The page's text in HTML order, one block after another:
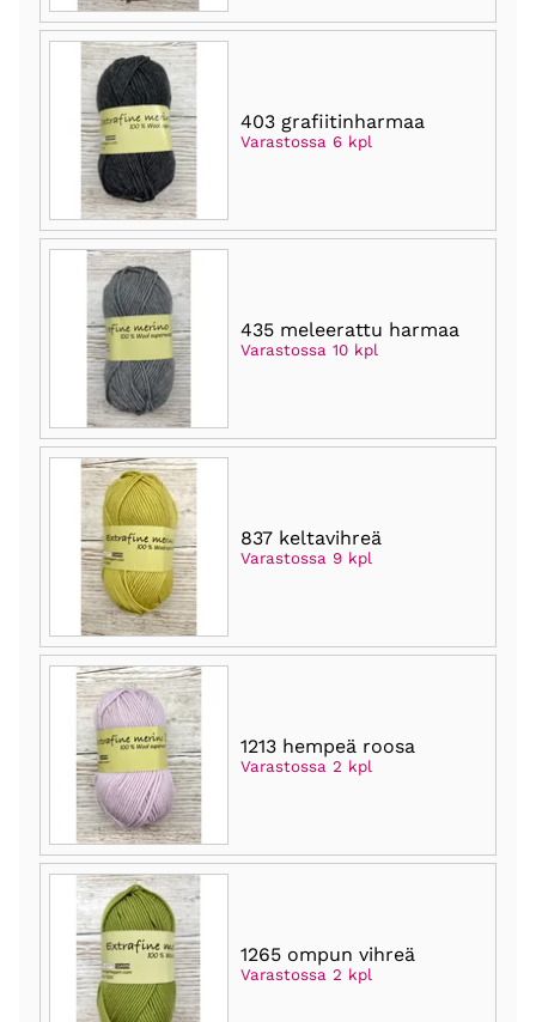
403 grafiitinharmaa
Varastossa 6 kpl
435 meleerattu harmaa
Varastossa 10 kpl
837 keltavihreä
Varastossa 9 kpl
1213 hempeä roosa
Varastossa 2 kpl
1265 ompun vihreä
Varastossa 2 kpl